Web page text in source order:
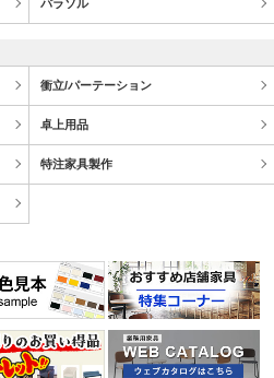
パラソル
衝立/パーテーション
卓上用品
特注家具製作